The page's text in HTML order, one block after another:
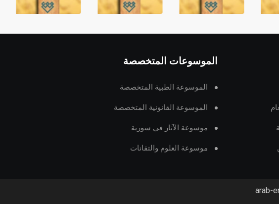
الموسوعات المتخصصة
الموسوعة الطبية المتخصصة
الموسوعة القانونية المتخصصة
موسوعة الآثار في سورية
موسوعة العلوم والتقانات
arab-